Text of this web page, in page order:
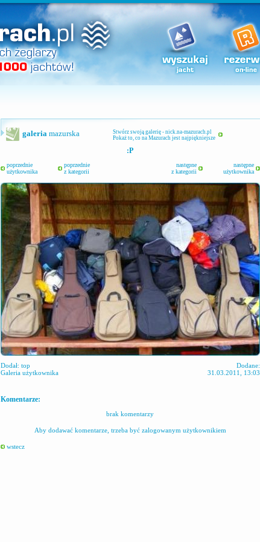
galeriamazurska
Stwórz swoją galerię - nick.na-mazurach.pl
Pokaż to, co na Mazurach jest najpiękniejsze
:P
poprzednie
użytkownika
poprzednie
z kategorii
następne
użytkownika
następne
z kategorii
Dodał: top
Galeria użytkownika
Dodane:
31.03.2011, 13:03
Komentarze:
brak komentarzy
Aby dodawać komentarze, trzeba być zalogowanym użytkownikiem
wstecz